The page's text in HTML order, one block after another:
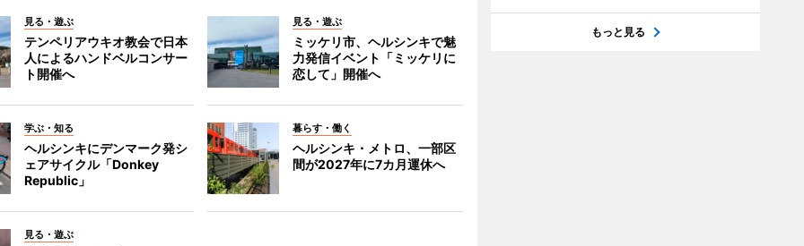
見る・遊ぶ
テンペリアウキオ教会で日本
人によるハンドベルコンサー
ト開催へ
見る・遊ぶ
ミッケリ市、ヘルシンキで魅
力発信イベント「ミッケリに
恋して」開催へ
学ぶ・知る
ヘルシンキにデンマーク発シ
ェアサイクル「Donkey
Republic」
暮らす・働く
ヘルシンキ・メトロ、一部区
間が2027年に7カ月運休へ
見る・遊ぶ
もっと見る